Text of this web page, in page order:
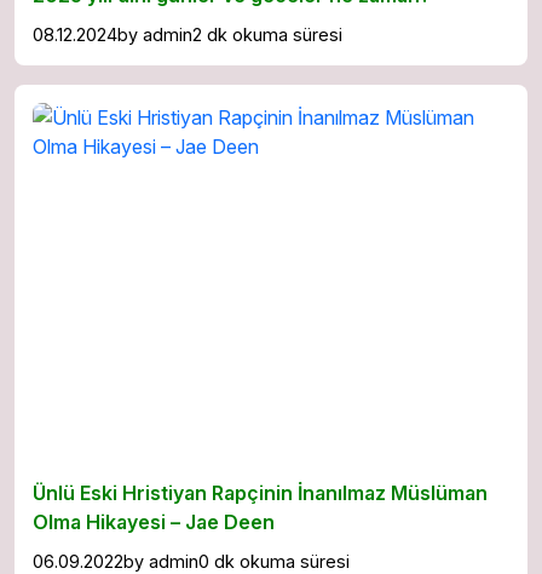
08.12.2024by admin2 dk okuma süresi
Ünlü Eski Hristiyan Rapçinin İnanılmaz Müslüman
Olma Hikayesi – Jae Deen
06.09.2022by admin0 dk okuma süresi